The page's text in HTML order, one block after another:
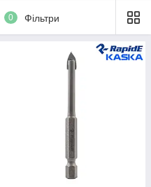
0 Фільтри